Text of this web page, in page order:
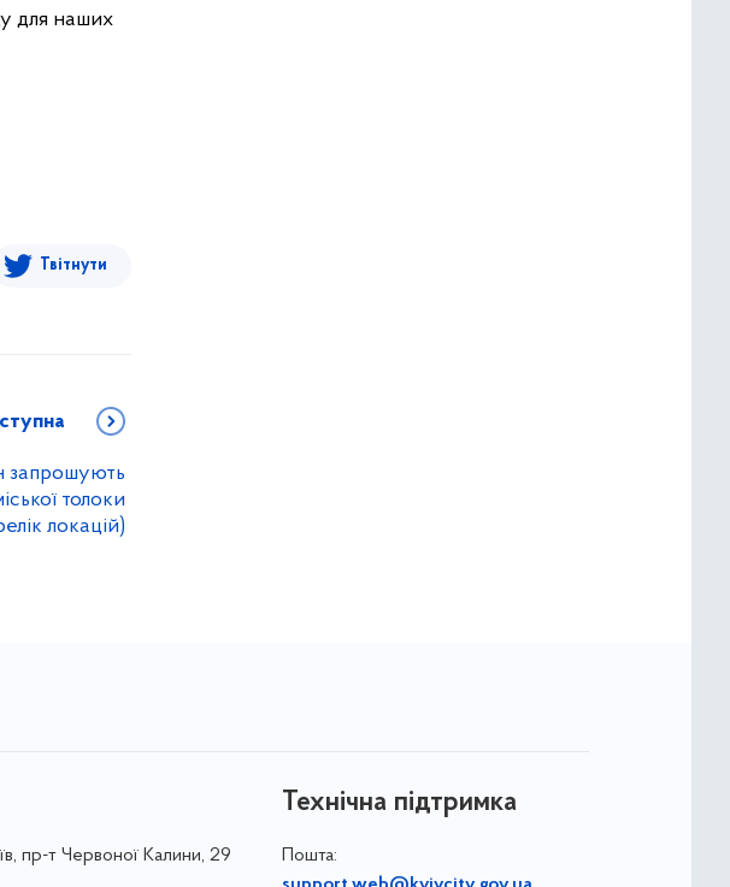
для наших
Твітнути
запрошують
толоки
локацій)
пр-т Червоної Калини, 29
Технічна підтримка
Пошта: